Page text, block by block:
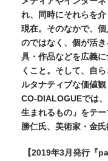
れ、同時にそれらを
現在。そのなかで、
のではなく、個が活
具・作品などを広義
くこと。そして、自
ルタナティブな価値
CO-DIALOGUEでは
生まれるもの」をテ
勝仁氏、美術家・金氏
【2019年3月発行『